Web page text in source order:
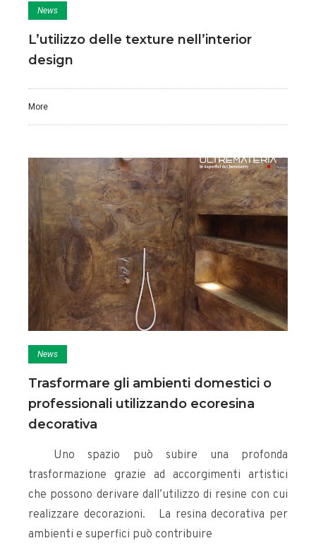
News
L’utilizzo delle texture nell’interior
design
More
News
Trasformare gli ambienti domestici o
professionali utilizzando ecoresina
decorativa
Uno spazio può subire una profonda
trasformazione grazie ad accorgimenti artistici
che possono derivare dall’utilizzo di resine con cui
realizzare decorazioni. La resina decorativa per
ambienti e superfici può contribuire